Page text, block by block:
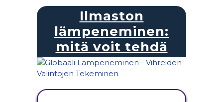
Ilmaston
lämpeneminen:
mitä voit tehdä